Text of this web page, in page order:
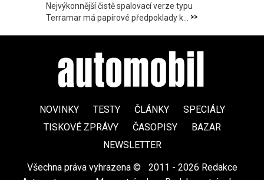
Nejvýkonnější čistě spalovací verze typu
Terramar má papírové předpoklady k... >>
NOVINKY TESTY ČLÁNKY
SPECIÁLY
TISKOVÉ ZPRÁVY
ČASOPISY
BAZAR
NEWSLETTER
Všechna práva vyhrazena ©
2011 - 2026 Redakce